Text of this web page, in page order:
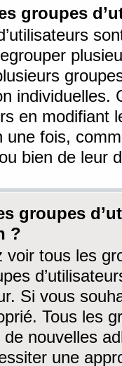
groupes
individuelles.
en modifiant
une fois,
bien de leur
groupes
?
voir tous les
Si vous
Tous les
nouvelles
une